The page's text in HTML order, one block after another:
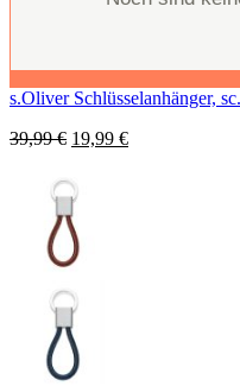
s.Oliver Schlüsselanhänger,
39,99€ 19,99 €